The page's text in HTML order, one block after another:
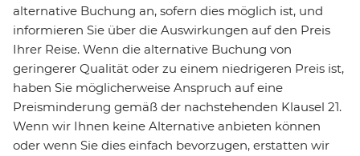
alternative Buchung an, sofern dies möglich ist, und
informieren Sie über die Auswirkungen auf den Preis
Ihrer Reise. Wenn die alternative Buchung von
geringerer Qualität oder zu einem niedrigeren Preis ist,
haben Sie möglicherweise Anspruch auf eine
Preisminderung gemäß der nachstehenden Klausel 21.
Wenn wir Ihnen keine Alternative anbieten können
oder wenn Sie dies einfach bevorzugen, erstatten wir